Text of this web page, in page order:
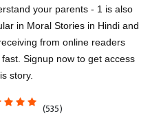
your parents - 1 is also
in Moral Stories in Hindi and
from online readers
Signup now to get access
story.
(535)